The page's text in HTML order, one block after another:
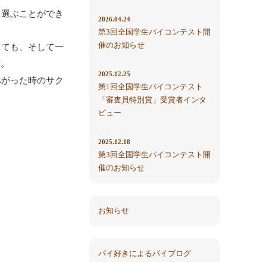
ぶことができ
も、そして一
った時のサク
2026.04.24
第3回全国学生パイコンテスト開
催のお知らせ
2025.12.25
第1回全国学生パイコンテスト
「審査員特別賞」受賞者インタ
ビュー
2025.12.18
第3回全国学生パイコンテスト開
催のお知らせ
お知らせ
パイ好きによるパイブログ